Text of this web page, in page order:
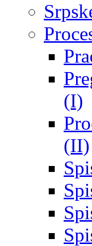
(I)
(II)